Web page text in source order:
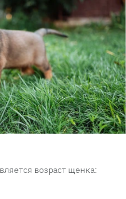
возраст щенка: